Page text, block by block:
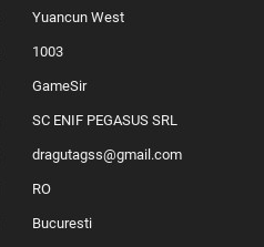
Yuancun West
1003
GameSir
SC ENIF PEGASUS SRL
dragutagss@gmail.com
RO
Bucuresti